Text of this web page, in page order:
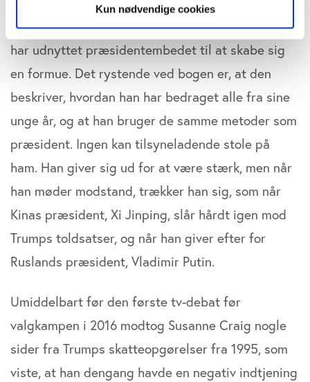
Hvis du tillader det, vil vi også gerne:
Indsamle præcise oplysninger om din placering,
der kan være nøjagtig inden for få meter
Identificere din enhed baseret på en scanning af
dens unikke karakteristika (fingerprinting)
Dine valg anvendes på hele websitet.
Vi bruger cookies til at tilpasse vores indhold og
annoncer, til at vise dig funktioner til sociale medier og til
at analysere vores trafik. Vi deler også oplysninger om
din brug af vores website med vores partnere inden for
sociale medier, annonceringspartnere og
analysepartnere. Vores partnere kan kombinere disse
de har indsamlet fra din brug af deres tjenester. Du
anvende vores hjemmeside.
Kun nødvendige cookies
selv om han måske opnår den position, når han
har udnyttet præsidentembedet til at skabe sig
en formue. Det rystende ved bogen er, at den
beskriver, hvordan han har bedraget alle fra sine
unge år, og at han bruger de samme metoder som
præsident. Ingen kan tilsyneladende stole på
ham. Han giver sig ud for at være stærk, men når
han møder modstand, trækker han sig, som når
Kinas præsident, Xi Jinping, slår hårdt igen mod
Trumps toldsatser, og når han giver efter for
Ruslands præsident, Vladimir Putin.
Umiddelbart før den første tv-debat før
valgkampen i 2016 modtog Susanne Craig nogle
sider fra Trumps skatteopgørelser fra 1995, som
viste, at han dengang havde en negativ indtjening